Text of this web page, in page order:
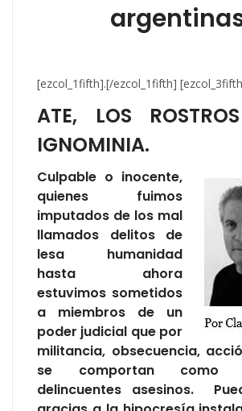
[ezcol_1fifth].[/ezcol_1fifth]
ATE, LOS
IGNOMINIA.
Culpable o inocente,
quienes fuimos
imputados de los mal
llamados delitos de
lesa humanidad
hasta ahora
estuvimos sometidos
a miembros de un
poder judicial que por
militancia, obsecuencia,
se comportan como
delincuentes asesinos.